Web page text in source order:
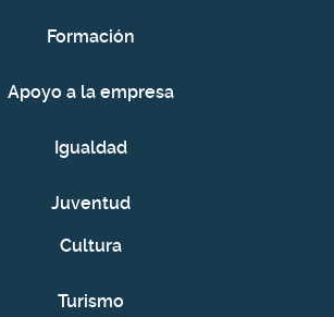
Juventud 2026. Programa 2402.
Talleres juveniles 2026: "al fresquito en
Programa juvenil Nevada.
Formación
Apoyo a la empresa
Igualdad
Juventud
Cultura
Turismo